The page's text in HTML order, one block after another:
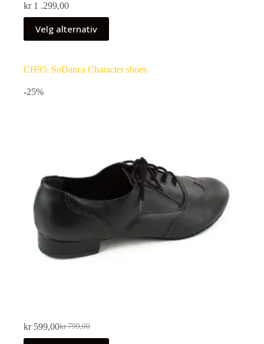
kr1 .299,00
Velg alternativ
CH95: SoDanca Character shoes
-25%
kr799,00
kr599,00